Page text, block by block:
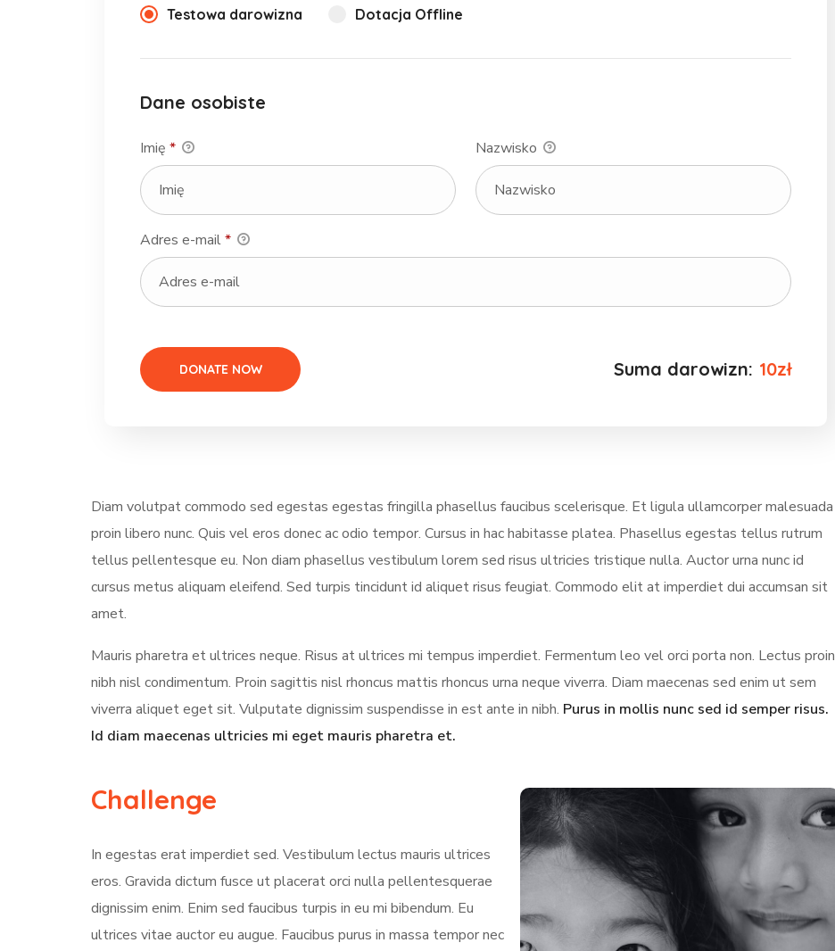
Testowa darowizna Dotacja Offline
Dane osobiste
Imię * Nazwisko
Adres e-mail*
Suma darowizn: 10zł
Diam volutpat commodo sed egestas egestas fringilla phasellus faucibus scelerisque. Et ligula ullamcorper malesuada
proin libero nunc. Quis vel eros donec ac odio tempor. Cursus in hac habitasse platea. Phasellus egestas tellus rutrum
tellus pellentesque eu. Non diam phasellus vestibulum lorem sed risus ultricies tristique nulla. Auctor urna nunc id
cursus metus aliquam eleifend. Sed turpis tincidunt id aliquet risus feugiat. Commodo elit at imperdiet dui accumsan sit
amet.
Mauris pharetra et ultrices neque. Risus at ultrices mi tempus imperdiet. Fermentum leo vel orci porta non. Lectus proin
nibh nisl condimentum. Proin sagittis nisl rhoncus mattis rhoncus urna neque viverra. Diam maecenas sed enim ut sem
viverra aliquet eget sit. Vulputate dignissim suspendisse in est ante in nibh. Purus in mollis nunc sed id semper risus.
Id diam maecenas ultricies mi eget mauris pharetra et.
Challenge
In egestas erat imperdiet sed. Vestibulum lectus mauris ultrices
eros. Gravida dictum fusce ut placerat orci nulla pellentesquerae
dignissim enim. Enim sed faucibus turpis in eu mi bibendum. Eu
ultrices vitae auctor eu augue. Faucibus purus in massa tempor nec